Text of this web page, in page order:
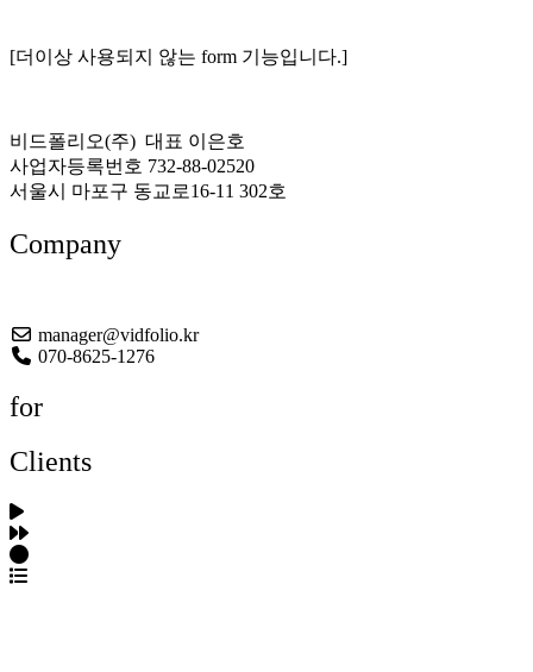
[더이상 사용되지 않는 form 기능입니다.]
비드폴리오(주) 대표 이은호
사업자등록번호 732-88-02520
서울시 마포구 동교로16-11 302호
Company
manager@vidfolio.kr
070-8625-1276
for
Clients